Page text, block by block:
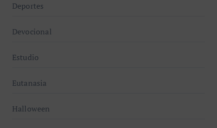
Deportes
Devocional
Estudio
Eutanasia
Halloween